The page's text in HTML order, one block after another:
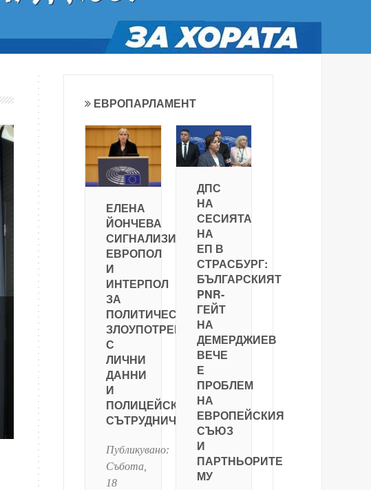
ЕВРОПАРЛАМЕНТ
ЕЛЕНА
ЙОНЧЕВА
СИГНАЛИЗИРА
ЕВРОПОЛ
И
ИНТЕРПОЛ
ЗА
ПОЛИТИЧЕСКА
ЗЛОУПОТРЕБА
С
ЛИЧНИ
ДАННИ
И
ПОЛИЦЕЙСКО
СЪТРУДНИЧЕСТВО
Публикувано:
Събота,
18
ДПС
НА
СЕСИЯТА
НА
ЕП В
СТРАСБУРГ:
БЪЛГАРСКИЯТ
PNR-
ГЕЙТ
НА
ДЕМЕРДЖИЕВ
ВЕЧЕ
Е
ПРОБЛЕМ
НА
ЕВРОПЕЙСКИЯ
СЪЮЗ
И
ПАРТНЬОРИТЕ
МУ